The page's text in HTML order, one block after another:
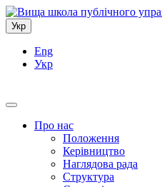
Укр
Eng
Укр
Про нас
Положення
Керівництво
Наглядова рада
Структура